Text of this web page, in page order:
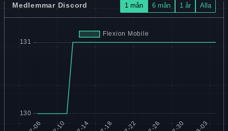
Medlemmar Discord 1 mån 6 mån 1 år Alla